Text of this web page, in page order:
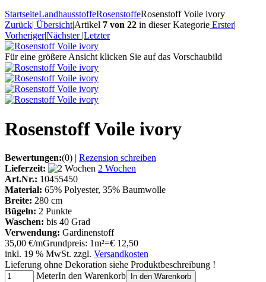
StartseiteLandhausstoffeRosenstoffeRosenstoff Voile ivory
Zurück| Übersicht|Artikel 7 von 22 in dieser Kategorie Erster|
Vorheriger|Nächster |Letzter
Für eine größere Ansicht klicken Sie auf das Vorschaubild
Rosenstoff Voile ivory
Bewertungen:(0) | Rezension schreiben
Lieferzeit:
2 Wochen
Art.Nr.: 10455450
Material: 65% Polyester, 35% Baumwolle
Breite: 280 cm
Bügeln: 2 Punkte
Waschen: bis 40 Grad
Verwendung: Gardinenstoff
35,00 €/mGrundpreis: 1m²=€ 12,50
inkl. 19 % MwSt. zzgl. Versandkosten
Lieferung ohne Dekoration siehe Produktbeschreibung !
MeterIn den Warenkorb In den Warenkorb